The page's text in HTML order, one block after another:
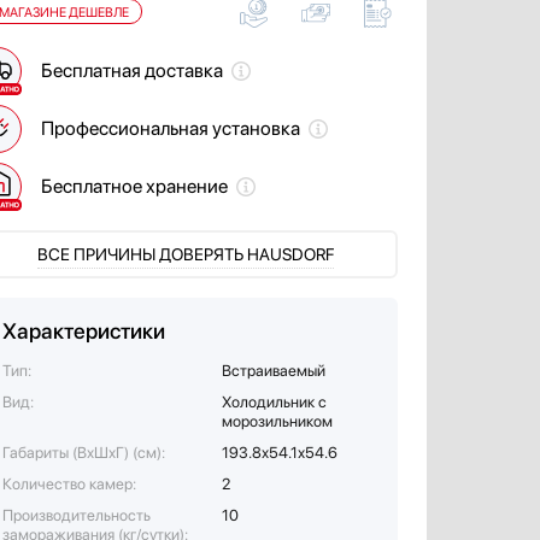
ДЕШЕВЛЕ
Бесплатная доставка
Профессиональная установка
Бесплатное хранение
ВСЕ ПРИЧИНЫ ДОВЕРЯТЬ HAUSDORF
Характеристики
Тип:
Встраиваемый
Вид:
Холодильник с
морозильником
Габариты (ВхШхГ) (см):
193.8х54.1х54.6
Количество камер:
2
Производительность
замораживания (кг/сутки):
10